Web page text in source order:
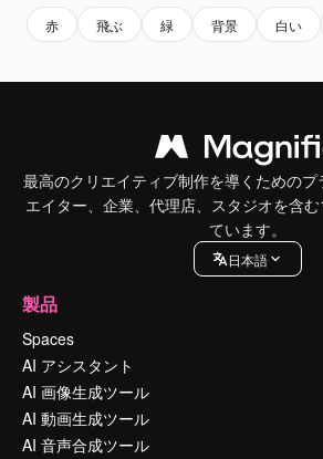
赤 飛ぶ 緑 背景 白い
最高のクリエイティブ制作を導くためのプ
エイター、企業、代理店、スタジオを含
ています。
日本語
製品
Spaces
AI アシスタント
AI 画像生成ツール
AI 動画生成ツール
AI 音声合成ツール